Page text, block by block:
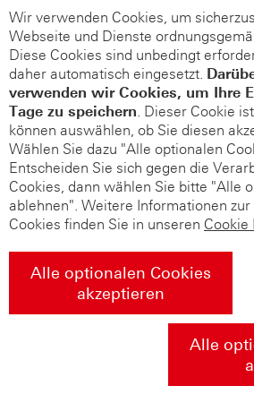
Wir verwenden Cookies, um
Webseite und Dienste
Diese Cookies sind unbedingt
daher automatisch eingesetzt.
verwenden wir Cookies, um Ihre
Tage zu speichern. Dieser Cookie
können auswählen, ob Sie diesen
Wählen Sie dazu "Alle optionalen
Entscheiden Sie sich gegen die
Cookies, dann wählen Sie bitte "Alle
ablehnen". Weitere Informationen
Cookies finden Sie in unseren Cookie
Alle optionalen Cookies
akzeptieren
Alle